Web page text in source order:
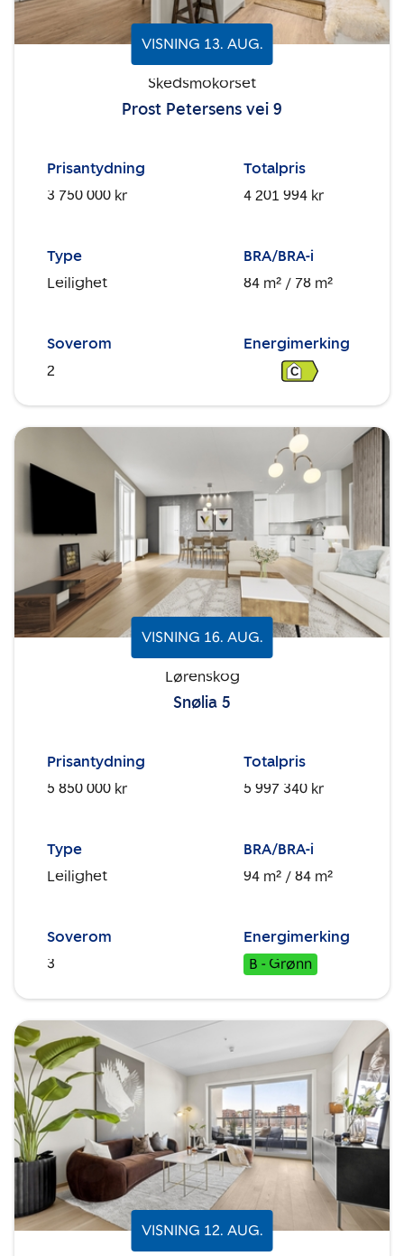
VISNING 13. AUG.
Skedsmokorset
Prost Petersens vei 9
Prisantydning
3 750 000 kr
Totalpris
4 201 994 kr
Type
Leilighet
BRA/BRA-i
84 m² / 78 m²
Soverom
2
Energimerking
C
VISNING 16. AUG.
Lørenskog
Snølia 5
Prisantydning
5 850 000 kr
Totalpris
5 997 340 kr
Type
Leilighet
BRA/BRA-i
94 m² / 84 m²
Soverom
3
Energimerking
B - Grønn
VISNING 12. AUG.